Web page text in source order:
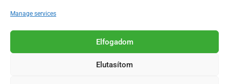
Manage services
Elfogadom
Elutasítom
o
o
-
b
e
s
Az Érd Média médiaszolgáltatási tevékenységét a
Médiatanács a Magyar Média Mecenatúra program